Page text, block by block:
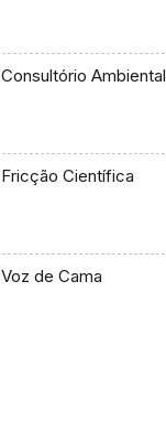
Consultório Ambiental
Fricção Científica
Voz de Cama